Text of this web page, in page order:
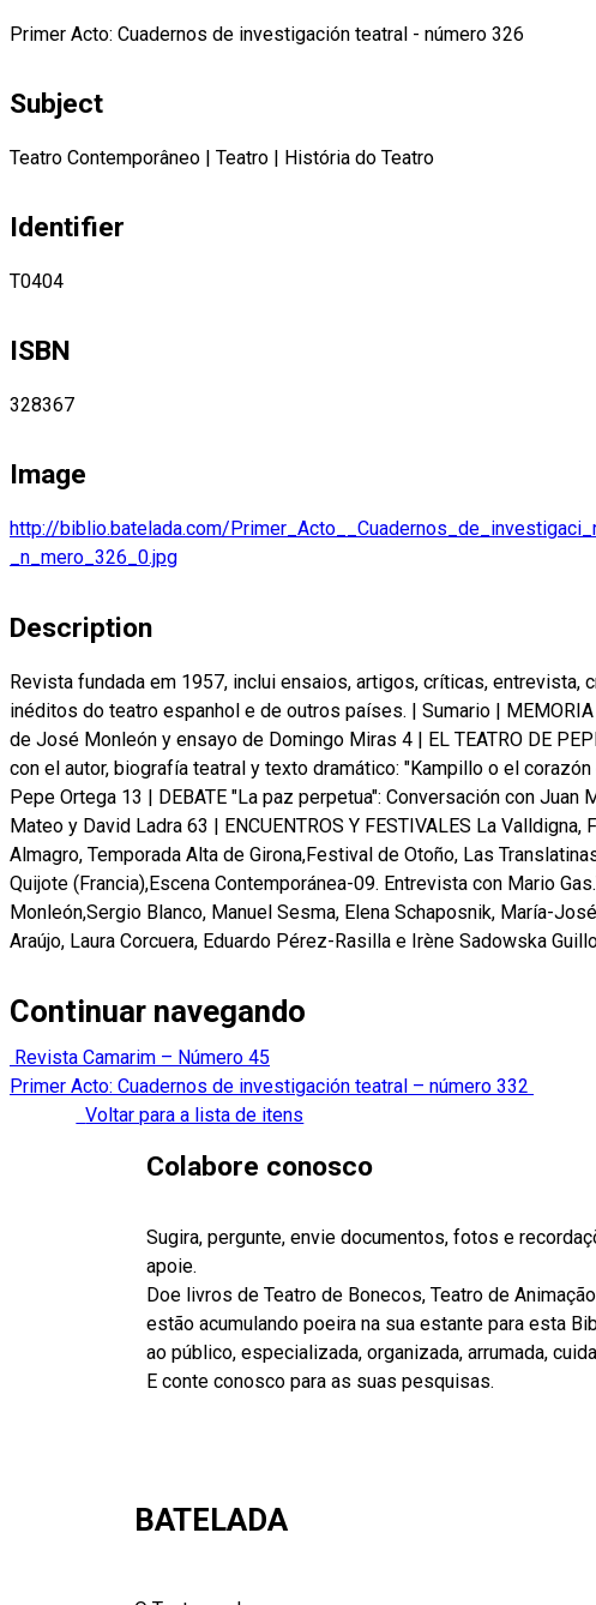
Primer Acto: Cuadernos de investigación teatral - número 326
Subject
Teatro Contemporâneo | Teatro | História do Teatro
Identifier
T0404
ISBN
328367
Image
http://biblio.batelada.com/
_n_mero_326_0.jpg
Description
Revista fundada em 1957, inclui ensaios, artigos, críticas, entrevista,
inéditos do teatro espanhol e de outros países. | Sumario |
de José Monleón y ensayo de Domingo Miras 4 | EL TEATRO DE
con el autor, biografía teatral y texto dramático: "Kampillo o el
Pepe Ortega 13 | DEBATE "La paz perpetua": Conversación con Juan
Mateo y David Ladra 63 | ENCUENTROS Y FESTIVALES La Valldigna,
Almagro, Temporada Alta de Girona,Festival de Otoño, Las
Quijote (Francia),Escena Contemporánea-09. Entrevista con Mario
Monleón,Sergio Blanco, Manuel Sesma, Elena Schaposnik, María-
Araújo, Laura Corcuera, Eduardo Pérez-Rasilla e Irène Sadowska
Continuar navegando
Revista Camarim – Número 45
Primer Acto: Cuadernos de investigación teatral – número 332
Voltar para a lista de itens
Colabore conosco
Sugira, pergunte, envie documentos, fotos e
apoie.
Doe livros de Teatro de Bonecos, Teatro de
estão acumulando poeira na sua estante para esta
ao público, especializada, organizada, arrumada,
E conte conosco para as suas pesquisas.
BATELADA